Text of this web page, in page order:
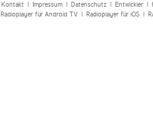
Kontakt| Impressum| Datenschutz| Entwickler|
Radioplayer für Android TV| Radioplayer für iOS|